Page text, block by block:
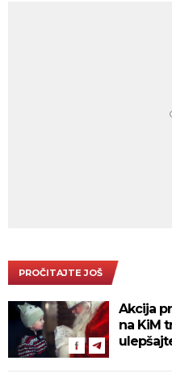
PROČITAJTE JOŠ
Akcija
na KiM